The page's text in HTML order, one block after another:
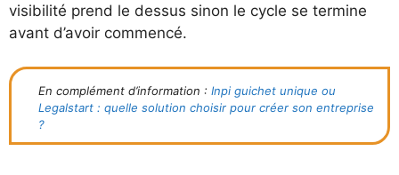
visibilité prend le dessus sinon le cycle se termine
avant d’avoir commencé.
En complément d’information : Inpi guichet unique ou
Legalstart : quelle solution choisir pour créer son entreprise
?